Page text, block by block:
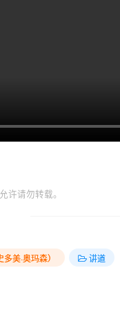
许请勿转载。
美·奥玛森） 讲道